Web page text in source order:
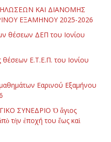
ΚΑΙ ΔΙΑΝΟΜΗΣ
ΕΞΑΜΗΝΟΥ 2025-2026
θέσεων ΔΕΠ του Ιονίου
Ε.Τ.Ε.Π. του Ιονίου
Εαρινού Εξαμήνου
ΣΥΝΕΔΡΙΟ Ὁ ἅγιος
τὴν ἐποχή του ἕως καὶ